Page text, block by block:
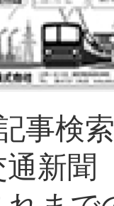
事検
新聞